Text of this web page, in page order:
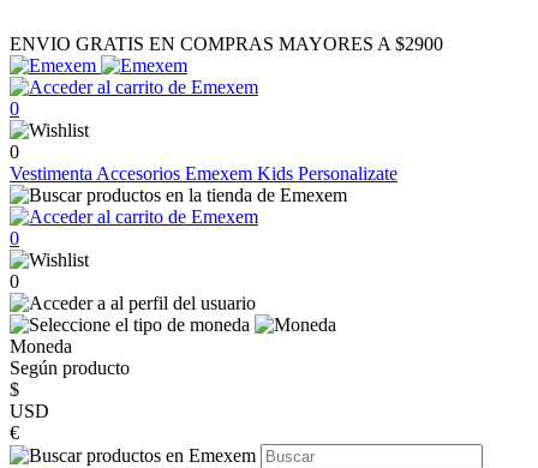
ENVIO GRATIS EN COMPRAS MAYORES A $2900
0
0
Vestimenta Accesorios Emexem Kids Personalizate
0
0
Moneda
Según producto
$
USD
€